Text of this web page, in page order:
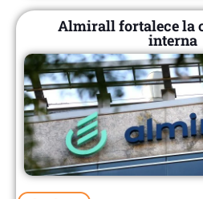
Almirall fortalece la
interna